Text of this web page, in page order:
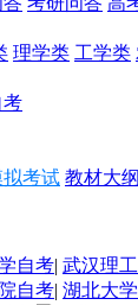
理学类 工学类
考
拟考试 教材大纲
自考| 武汉理
自考| 湖北大